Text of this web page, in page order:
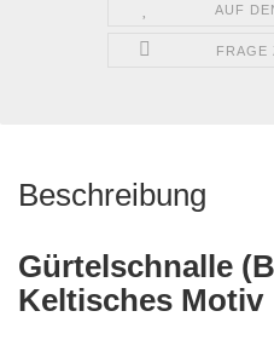
AUF
FRAGE
Beschreibung
Gürtelschnalle
Keltisches Motiv